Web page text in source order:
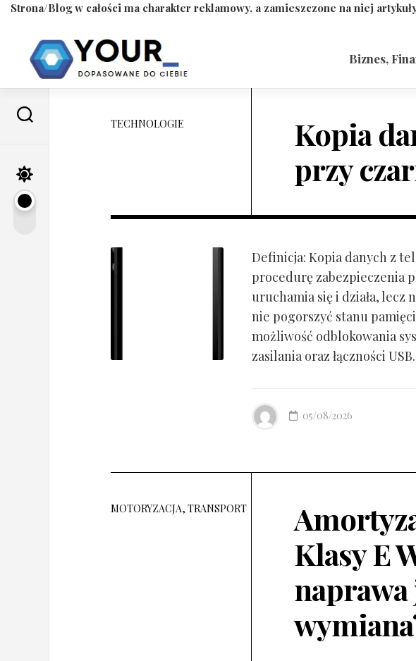
Strona/Blog w całości ma charakter reklamowy, a zamieszczone na niej
content
Biznes,
TECHNOLOGIE
Kopia
przy
Definicja: Kopia danych z
procedurę zabezpieczenia
uruchamia się i działa, lecz
nie pogorszyć stanu
możliwość odblokowania
zasilania oraz łączności
05/08/2026
MOTORYZACJA, TRANSPORT
Klasy E
naprawa